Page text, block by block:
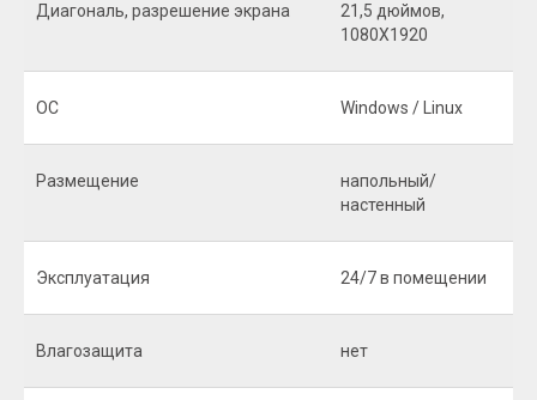
Диагональ, разрешение экрана
21,5 дюймов,
1080Х1920
ОС Windows / Linux
Размещение
напольный/
настенный
Эксплуатация 24/7 в помещении
Влагозащита нет